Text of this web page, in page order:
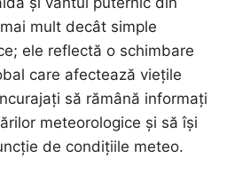
mult decât simple
ele reflectă o schimbare
care afectează viețile
să rămână informați
meteorologice și să își
de condițiile meteo.